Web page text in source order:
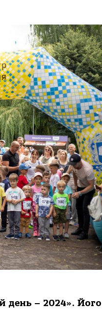
день – 2024». Його